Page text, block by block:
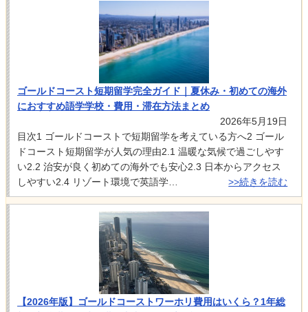
ゴールドコースト短期留学完全ガイド｜夏休み・初めての海外
におすすめ語学学校・費用・滞在方法まとめ
2026年5月19日
目次1 ゴールドコーストで短期留学を考えている方へ2 ゴール
ドコースト短期留学が人気の理由2.1 温暖な気候で過ごしやす
い2.2 治安が良く初めての海外でも安心2.3 日本からアクセス
しやすい2.4 リゾート環境で英語学…
>>続きを読む
【2026年版】ゴールドコーストワーホリ費用はいくら？1年総